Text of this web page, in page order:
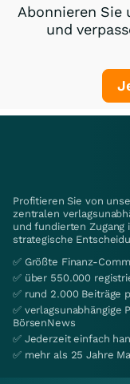
Abonnieren Sie
und
Profitieren Sie von
zentralen
und fundierten
strategische
✅ Größte Finanz-
✅ über 550.000
✅ rund 2.000 Beiträge
✅ verlagsunabhängige
BörsenNews
✅ Jederzeit einfach
✅ mehr als 25 Jahre